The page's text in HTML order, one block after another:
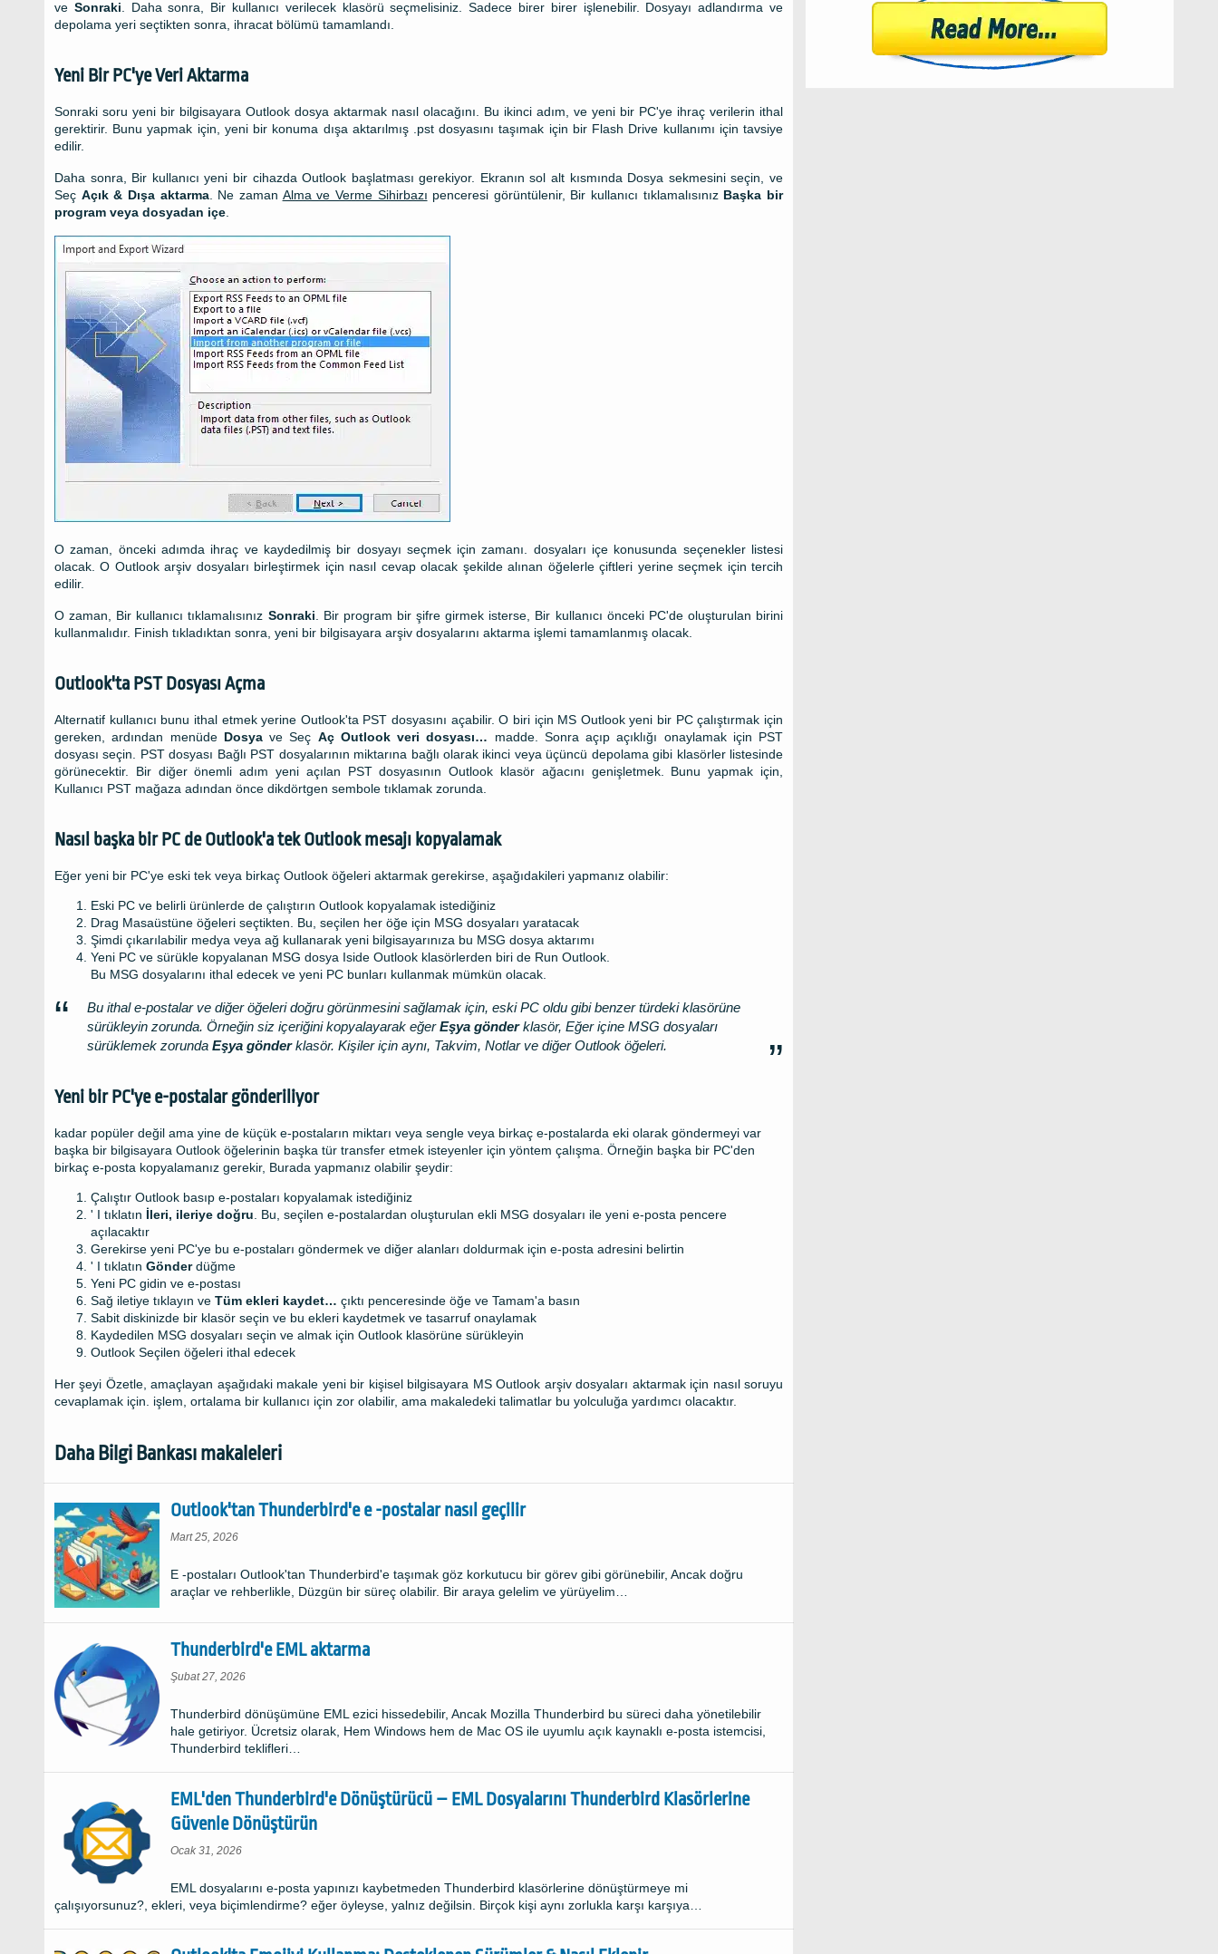
ve Sonraki . Daha sonra, Bir kullanıcı verilecek klasörü seçmelisiniz. Sadece birer birer işlenebilir. Dosyayı adlandırma ve
depolama yeri seçtikten sonra, ihracat bölümü tamamlandı.
Yeni Bir PC'ye Veri Aktarma
Sonraki soru yeni bir bilgisayara Outlook dosya aktarmak nasıl olacağını. Bu ikinci adım, ve yeni bir PC'ye ihraç verilerin ithal
gerektirir. Bunu yapmak için, yeni bir konuma dışa aktarılmış .pst dosyasını taşımak için bir Flash Drive kullanımı için tavsiye
edilir.
Daha sonra, Bir kullanıcı yeni bir cihazda Outlook başlatması gerekiyor. Ekranın sol alt kısmında Dosya sekmesini seçin, ve
Seç Açık & Dışa aktarma. Ne zaman Alma ve Verme Sihirbazı penceresi görüntülenir, Bir kullanıcı tıklamalısınız Başka bir
program veya dosyadan içe
O zaman, önceki adımda ihraç ve kaydedilmiş bir dosyayı seçmek için zamanı. dosyaları içe konusunda seçenekler listesi
olacak. O Outlook arşiv dosyaları birleştirmek için nasıl cevap olacak şekilde alınan öğelerle çiftleri yerine seçmek için tercih
edilir.
O zaman, Bir kullanıcı tıklamalısınız Sonraki . Bir program bir şifre girmek isterse, Bir kullanıcı önceki PC'de oluşturulan birini
kullanmalıdır. Finish tıkladıktan sonra, yeni bir bilgisayara arşiv dosyalarını aktarma işlemi tamamlanmış olacak.
Outlook'ta PST Dosyası Açma
Alternatif kullanıcı bunu ithal etmek yerine Outlook'ta PST dosyasını açabilir. O biri için MS Outlook yeni bir PC çalıştırmak için
gereken, ardından menüde Dosyave Seç Aç Outlook veri dosyası… madde. Sonra açıp açıklığı onaylamak için PST
dosyası seçin. PST dosyası Bağlı PST dosyalarının miktarına bağlı olarak ikinci veya üçüncü depolama gibi klasörler listesinde
görünecektir. Bir diğer önemli adım yeni açılan PST dosyasının Outlook klasör ağacını genişletmek. Bunu yapmak için,
Kullanıcı PST mağaza adından önce dikdörtgen sembole tıklamak zorunda.
Nasıl başka bir PC de Outlook'a tek Outlook mesajı kopyalamak
Eğer yeni bir PC'ye eski tek veya birkaç Outlook öğeleri aktarmak gerekirse, aşağıdakileri yapmanız olabilir:
Eski PC ve belirli ürünlerde de çalıştırın Outlook kopyalamak istediğiniz
Drag Masaüstüne öğeleri seçtikten. Bu, seçilen her öğe için MSG dosyaları yaratacak
Şimdi çıkarılabilir medya veya ağ kullanarak yeni bilgisayarınıza bu MSG dosya aktarımı
Yeni PC ve sürükle kopyalanan MSG dosya Iside Outlook klasörlerden biri de Run Outlook.
Bu MSG dosyalarını ithal edecek ve yeni PC bunları kullanmak mümkün olacak.
Bu ithal e-postalar ve diğer öğeleri doğru görünmesini sağlamak için, eski PC oldu gibi benzer türdeki klasörüne
sürükleyin zorunda. Örneğin siz içeriğini kopyalayarak eğerEşya gönderklasör, Eğer içine MSG dosyaları
sürüklemek zorunda Eşya gönderklasör. Kişiler için aynı, Takvim, Notlar ve diğer Outlook öğeleri.
Yeni bir PC'ye e-postalar gönderiliyor
kadar popüler değil ama yine de küçük e-postaların miktarı veya sengle veya birkaç e-postalarda eki olarak göndermeyi var
başka bir bilgisayara Outlook öğelerinin başka tür transfer etmek isteyenler için yöntem çalışma. Örneğin başka bir PC'den
birkaç e-posta kopyalamanız gerekir, Burada yapmanız olabilir şeydir:
Çalıştır Outlook basıp e-postaları kopyalamak istediğiniz
' I tıklatın İleri, ileriye doğru . Bu, seçilen e-postalardan oluşturulan ekli MSG dosyaları ile yeni e-posta pencere
açılacaktır
Gerekirse yeni PC'ye bu e-postaları göndermek ve diğer alanları doldurmak için e-posta adresini belirtin
' I tıklatın Gönderdüğme
Yeni PC gidin ve e-postası
Sağ iletiye tıklayın ve Tüm ekleri kaydet… çıktı penceresinde öğe ve Tamam'a basın
Sabit diskinizde bir klasör seçin ve bu ekleri kaydetmek ve tasarruf onaylamak
Kaydedilen MSG dosyaları seçin ve almak için Outlook klasörüne sürükleyin
Outlook Seçilen öğeleri ithal edecek
Her şeyi Özetle, amaçlayan aşağıdaki makale yeni bir kişisel bilgisayara MS Outlook arşiv dosyaları aktarmak için nasıl soruyu
cevaplamak için. işlem, ortalama bir kullanıcı için zor olabilir, ama makaledeki talimatlar bu yolculuğa yardımcı olacaktır.
Daha Bilgi Bankası makaleleri
Outlook'tan Thunderbird'e e -postalar nasıl geçilir
Mart 25, 2026
E -postaları Outlook'tan Thunderbird'e taşımak göz korkutucu bir görev gibi görünebilir, Ancak doğru
araçlar ve rehberlikle, Düzgün bir süreç olabilir. Bir araya gelelim ve yürüyelim…
Thunderbird'e EML aktarma
Şubat 27, 2026
Thunderbird dönüşümüne EML ezici hissedebilir, Ancak Mozilla Thunderbird bu süreci daha yönetilebilir
hale getiriyor. Ücretsiz olarak, Hem Windows hem de Mac OS ile uyumlu açık kaynaklı e-posta istemcisi,
Thunderbird teklifleri…
EML'den Thunderbird'e Dönüştürücü – EML Dosyalarını Thunderbird Klasörlerine
Güvenle Dönüştürün
Ocak 31, 2026
EML dosyalarını e-posta yapınızı kaybetmeden Thunderbird klasörlerine dönüştürmeye mi
çalışıyorsunuz?, ekleri, veya biçimlendirme? eğer öyleyse, yalnız değilsin. Birçok kişi aynı zorlukla karşı karşıya…